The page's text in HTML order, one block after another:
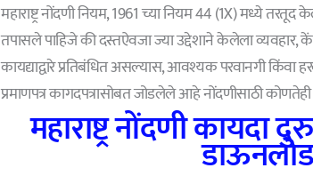
महाराष्ट्र नोंदणी नियम, 1961 च्या नियम 44 (1X) मध्ये
तपासले पाहिजे की दस्तऐवजा ज्या उद्देशाने केलेला व्यवहार,
कायद्याद्वारे प्रतिबंधित असल्यास, आवश्यक परवानगी किंवा
प्रमाणपत्र कागदपत्रासोबत जोडलेले आहे नोंदणीसाठी
महाराष्ट्र नोंदणी कायदा